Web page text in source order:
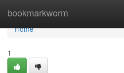
bookmarkworm
Home
Home
1